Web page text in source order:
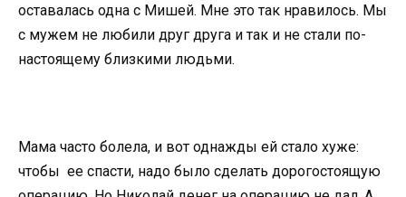
оставалась одна с Мишей. Мне это так нравилось. Мы
с мужем не любили друг друга и так и не стали по-
настоящему близкими людьми.
Мама часто болела, и вот однажды ей стало хуже:
чтобы ее спасти, надо было сделать дорогостоящую